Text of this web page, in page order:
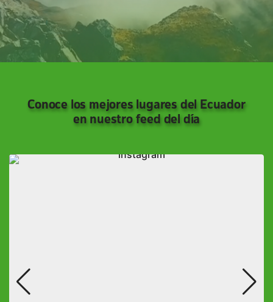
Conoce los mejores lugares del Ecuador
en nuestro feed del día